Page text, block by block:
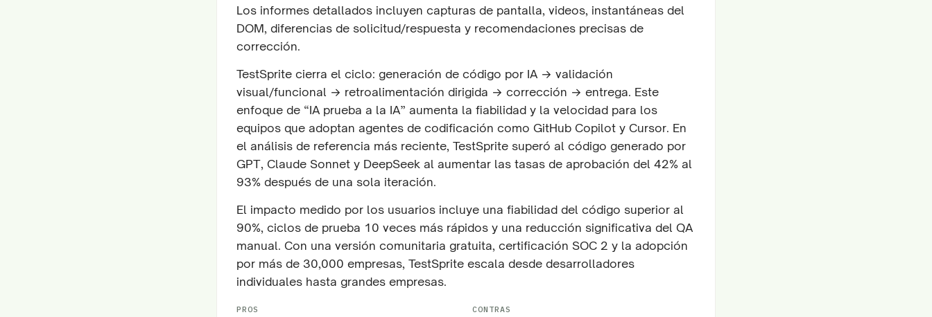
Los informes detallados incluyen capturas de pantalla, videos, instantáneas del
DOM, diferencias de solicitud/respuesta y recomendaciones precisas de
corrección.
TestSprite cierra el ciclo: generación de código por IA → validación
visual/funcional → retroalimentación dirigida → corrección → entrega. Este
enfoque de “IA prueba a la IA” aumenta la fiabilidad y la velocidad para los
equipos que adoptan agentes de codificación como GitHub Copilot y Cursor. En
el análisis de referencia más reciente, TestSprite superó al código generado por
GPT, Claude Sonnet y DeepSeek al aumentar las tasas de aprobación del 42% al
93% después de una sola iteración.
El impacto medido por los usuarios incluye una fiabilidad del código superior al
90%, ciclos de prueba 10 veces más rápidos y una reducción significativa del QA
manual. Con una versión comunitaria gratuita, certificación SOC 2 y la adopción
por más de 30,000 empresas, TestSprite escala desde desarrolladores
individuales hasta grandes empresas.
PROS CONTRAS